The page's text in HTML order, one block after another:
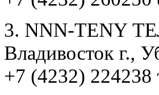
3. NNN-TENY
Владивосток г.,
+7 (4232) 224238